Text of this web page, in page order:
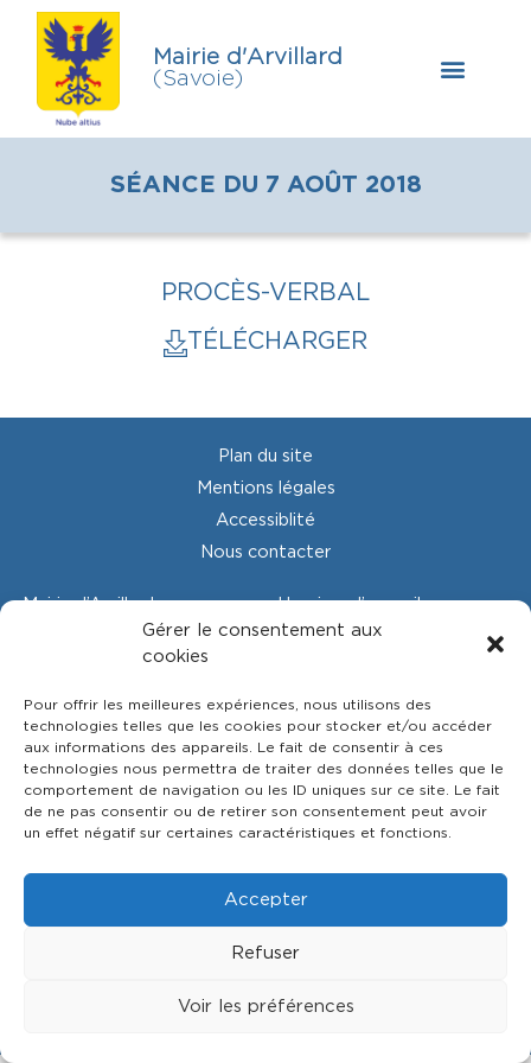
Gérer le consentement aux
cookies
Pour offrir les meilleures expériences, nous utilisons des
technologies telles que les cookies pour stocker et/ou accéder
aux informations des appareils. Le fait de consentir à ces
technologies nous permettra de traiter des données telles que le
comportement de navigation ou les ID uniques sur ce site. Le fait
de ne pas consentir ou de retirer son consentement peut avoir
un effet négatif sur certaines caractéristiques et fonctions.
Accepter
Refuser
Voir les préférences
Mairie d'Arvillard
(Savoie)
SÉANCE DU 7 AOÛT 2018
PROCÈS-VERBAL
TÉLÉCHARGER
Plan du site
Mentions légales
Accessiblité
Nous contacter
Mairie d’Arvillard
30, place de l’Église
mairie@arvillard.fr
Horaires d’accueil
Lundi : 8h45 à 12h30
Enotikom